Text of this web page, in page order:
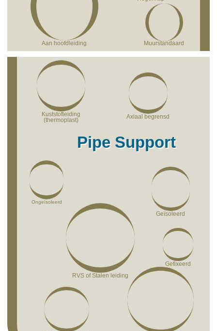
Aan hoofdleiding Muurstandaard
Kuststofleiding
(thermoplast)
Axiaal begrensd
Pipe Support
Ongeïsoleerd
RVS of Stalen leiding
Geïsoleerd
Gefixeerd